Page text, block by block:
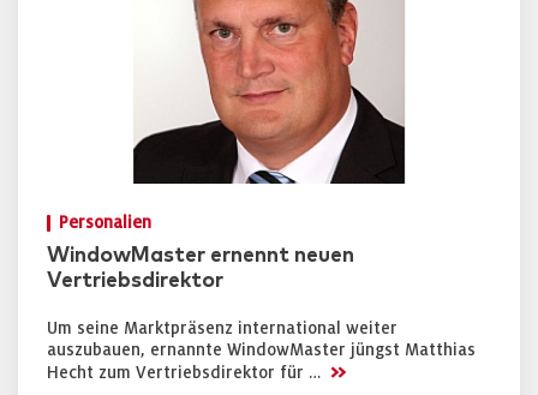
Personalien
WindowMaster ernennt neuen
Vertriebsdirektor
Um seine Marktpräsenz international weiter
auszubauen, ernannte WindowMaster jüngst Matthias
Hecht zum Vertriebsdirektor für … >>